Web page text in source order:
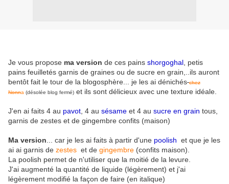
Je vous propose ma version de ces pains shorgoghal , petis
pains feuilletés garnis de graines ou de sucre en grain,..ils auront
bentôt fait le tour de la blogosphère... je les ai dénichés chez
Nonna (désolée blog fermé) et ils sont délicieux avec une texture idéale.
J'en ai faits 4 au pavot , 4 au sésame et 4 au sucre en grain tous,
garnis de zestes et de gingembre confits (maison)
Ma version ... car je les ai faits à partir d'une poolish et que je les
ai ai garnis de zestes et de gingembre (confits maison).
La poolish permet de n'utiliser que la moitié de la levure.
J'ai augmenté la quantité de liquide (légèrement) et j'ai
légèrement modifié la façon de faire (en italique)